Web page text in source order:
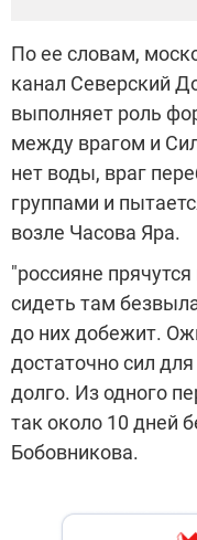
По ее словам,
канал Северский
выполняет роль
между врагом и
нет воды, враг
группами и
возле Часова Яра.
"россияне
сидеть там
до них добежит.
достаточно сил
долго. Из одного
так около 10 дней
Бобовникова.